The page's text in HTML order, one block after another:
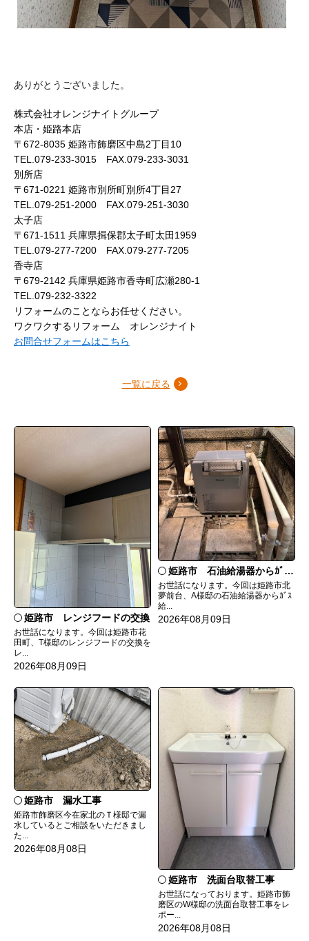
ありがとうございました。
株式会社オレンジナイトグループ
本店・姫路本店
〒672-8035 姫路市飾磨区中島2丁目10
TEL.079-233-3015 FAX.079-233-3031
別所店
〒671-0221 姫路市別所町別所4丁目27
TEL.079-251-2000 FAX.079-251-3030
太子店
〒671-1511 兵庫県揖保郡太子町太田1959
TEL.079-277-7200 FAX.079-277-7205
香寺店
〒679-2142 兵庫県姫路市香寺町広瀬280-1
TEL.079-232-3322
リフォームのことならお任せください。
ワクワクするリフォーム オレンジナイト
お問合せフォームはこちら
一覧に戻る
姫路市 レンジフードの交換
お世話になります。今回は姫路市花
田町、T様邸のレンジフードの交換を
レ...
2026年08月09日
姫路市 石油給湯器からｶﾞｽ給湯器へ取替
お世話になります。今回は姫路市北
夢前台、A様邸の石油給湯器からｶﾞｽ
給...
2026年08月09日
姫路市 漏水工事
姫路市飾磨区今在家北のＴ様邸で漏
水しているとご相談をいただきまし
た...
2026年08月08日
姫路市 洗面台取替工事
お世話になっております。姫路市飾
磨区のW様邸の洗面台取替工事をレ
ポー...
2026年08月08日